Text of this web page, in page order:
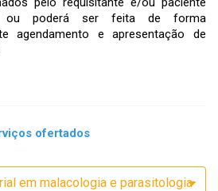
ou poderá ser feita de forma
agendamento e apresentação de
ofertados
em malacologia e parasitologia